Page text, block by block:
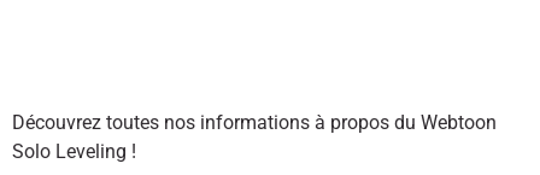
Découvrez toutes nos informations à propos du Webtoon
Solo Leveling !